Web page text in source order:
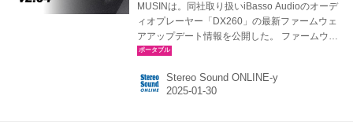
MUSINは。同社取り扱いiBasso Audioのオーデ
ィオプレーヤー「DX260」の最新ファームウェ
アアップデート情報を公開した。 ファームウェ
アアップデートの詳細は下記の通りだ。 ・対象
ェアver：V2.04 ・カスタム壁紙のサポートを改
善（Android OS） ・USBデジタル出力の互換性
Stereo Sound ONLINE-y